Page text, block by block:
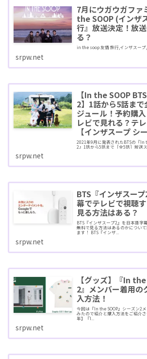
7月にウガウガファ
the SOOP (インザ
行』放送決定！放
る？
in the soop 友情 旅行,インザスープ,
srpw.net
【In the SOOP
2】1話から5話ま
ジュール！予約購
レビで見れる？テ
【インザスープ シ
2021年9月に発表されたBTSの『In
2』1話から5話まで［全5話］放送
srpw.net
BTS『インザスー
幕でテレビで視聴
見る方法はある？
BTS『インザスープ2』を日本語字
無料で見る方法はあるのかについ
ます！ BTS『インザ...
srpw.net
【グッズ】『In
2』メンバー着用の
入方法！
今回は『In the SOOP』シーズン2
みたので紹介と購入方法をご紹介
年】『I...
srpw.net